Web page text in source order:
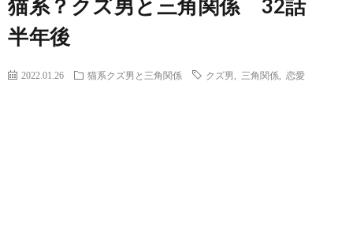
猫系？クズ男と三角関係 32話
半年後
2022.01.26 猫系クズ男と三角関係 クズ男 三角関係 恋愛